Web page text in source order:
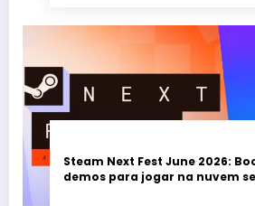
Steam Next Fest June 2026:
demos para jogar na nuvem